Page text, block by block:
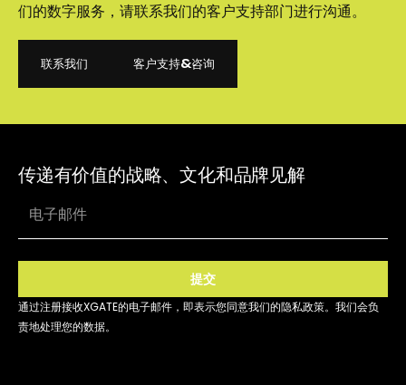
们的数字服务，请联系我们的客户支持部门进行沟通。
联系我们
客户支持&咨询
传递有价值的战略、文化和品牌见解
提交
通过注册接收XGATE的电子邮件，即表示您同意我们的隐私政策。我们会负
责地处理您的数据。